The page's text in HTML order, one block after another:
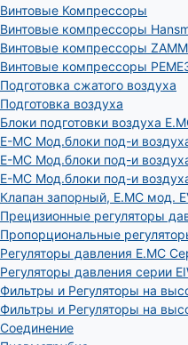
Винтовые Компрессоры
Винтовые компрессоры
Винтовые компрессоры
Винтовые компрессоры
Подготовка сжатого воздуха
Подготовка воздуха
Блоки подготовки воздуха
E-MC Мод.блоки под-и
E-MC Мод.блоки под-и
E-MC Мод.блоки под-и
Клапан запорный, E.MC мод.
Прецизионные регуляторы
Пропорциональные
Регуляторы давления E.MC
Регуляторы давления серии
Фильтры и Регуляторы на
Фильтры и Регуляторы на
Соединение